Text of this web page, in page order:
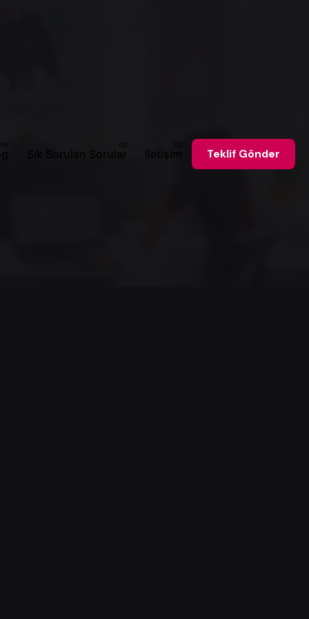
Sık Sorulan Sorular İletişim Teklif Gönder